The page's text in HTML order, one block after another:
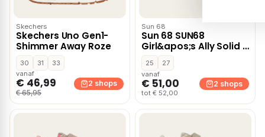
Skechers
Skechers Uno Gen1-
Shimmer Away Roze
30 31
33
vanaf
€ 46,99
€ 65,95
2 shops
Sun 68
Sun 68 SUN68
Girl&apos;s Ally Solid –
Roze
25
27
vanaf
€ 51,00
tot € 52,00
2 shops